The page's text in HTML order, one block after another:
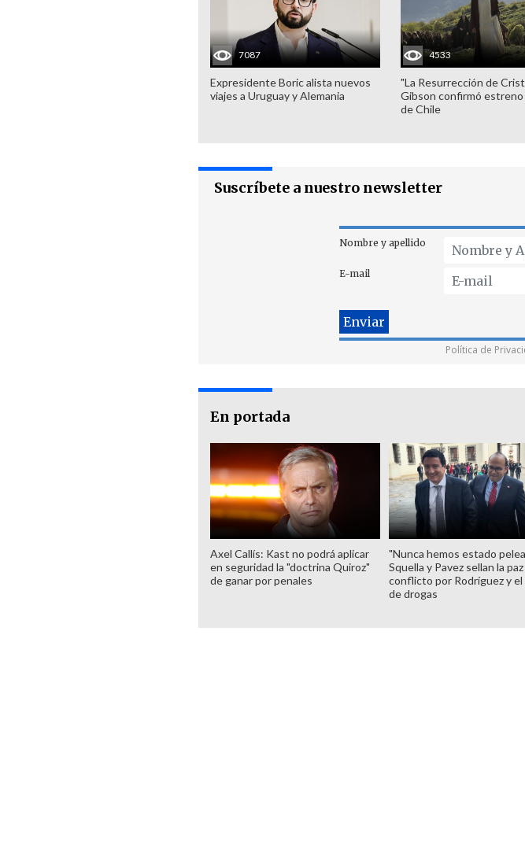
7087
Expresidente Boric alista nuevos
viajes a Uruguay y Alemania
4533
"La Resurrección de
Gibson confirmó estreno
de Chile
Suscríbete a nuestro newsletter
Nombre y apellido
E-mail
Política de
En portada
Axel Callís: Kast no podrá aplicar
en seguridad la "doctrina Quiroz"
de ganar por penales
"Nunca hemos estado
Squella y Pavez sellan la
conflicto por Rodríguez y
de drogas